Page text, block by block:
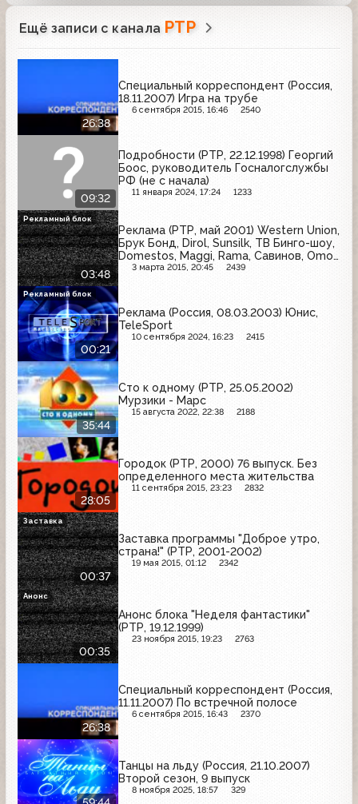
Ещё записи с канала РТР
26:38
Специальный корреспондент (Россия,
18.11.2007) Игра на трубе
6 сентября 2015, 16:46 2540
09:32
Подробности (РТР, 22.12.1998) Георгий
Боос, руководитель Госналогслужбы
РФ (не с начала)
11 января 2024, 17:24 1233
03:48
Реклама (РТР, май 2001) Western Union,
Брук Бонд, Dirol, Sunsilk, ТВ Бинго-шоу,
Domestos, Maggi, Rama, Савинов, Omo,
Jacobs, Knorr
3 марта 2015, 20:45 2439
Рекламный блок
00:21
Реклама (Россия, 08.03.2003) Юнис,
TeleSport
10 сентября 2024, 16:23 2415
Рекламный блок
35:44
Сто к одному (РТР, 25.05.2002)
Мурзики - Марс
15 августа 2022, 22:38 2188
28:05
Городок (РТР, 2000) 76 выпуск. Без
определенного места жительства
11 сентября 2015, 23:23 2832
00:37
Заставка программы "Доброе утро,
страна!" (РТР, 2001-2002)
19 мая 2015, 01:12 2342
Заставка
00:35
Анонс блока "Неделя фантастики"
(РТР, 19.12.1999)
23 ноября 2015, 19:23 2763
Анонс
26:38
Специальный корреспондент (Россия,
11.11.2007) По встречной полосе
6 сентября 2015, 16:43 2370
Танцы на льду (Россия, 21.10.2007)
Второй сезон, 9 выпуск
8 ноября 2025, 18:57 329